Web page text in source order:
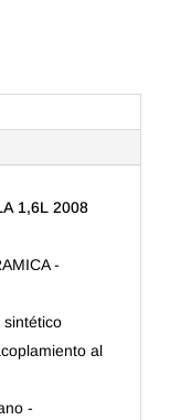
1,6L 2008
-
sintético
al
-